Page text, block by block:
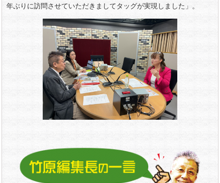
年ぶりに訪問させていただきましてタッグが実現しました」。